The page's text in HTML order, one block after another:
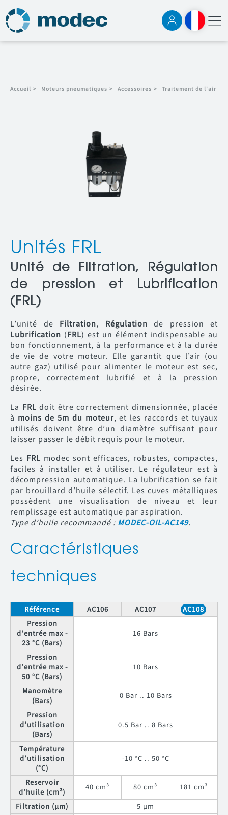
Accueil > Moteurs pneumatiques > Accessoires > Traitement de l'air
Unités FRL
Unité de Filtration, Régulation
de pression et Lubrification
(FRL)
L’unité de Filtration, Régulation de pression et
Lubrification (FRL) est un élément indispensable au
bon fonctionnement, à la performance et à la durée
de vie de votre moteur. Elle garantit que l’air (ou
autre gaz) utilisé pour alimenter le moteur est sec,
propre, correctement lubrifié et à la pression
désirée.
La FRL doit être correctement dimensionnée, placée
à moins de 5m du moteur, et les raccords et tuyaux
utilisés doivent être d’un diamètre suffisant pour
laisser passer le débit requis pour le moteur.
Les FRL modec sont efficaces, robustes, compactes,
faciles à installer et à utiliser. Le régulateur est à
décompression automatique. La lubrification se fait
par brouillard d’huile sélectif. Les cuves métalliques
possèdent une visualisation de niveau et leur
remplissage est automatique par aspiration.
Type d’huile recommandé : MODEC-OIL-AC149.
Caractéristiques
techniques
Référence AC106 AC107
AC108
Pression
d'entrée max -
23 °C (Bars)
16 Bars
Pression
d'entrée max -
50 °C (Bars)
10 Bars
Manomètre
(Bars)
0 Bar .. 10 Bars
Pression
d’utilisation
(Bars)
0.5 Bar .. 8 Bars
Température
d’utilisation
(°C)
-10 °C .. 50 °C
Reservoir
d'huile (cm³)
40 cm³ 80 cm³
181 cm³
Filtration (µm)
5 µm